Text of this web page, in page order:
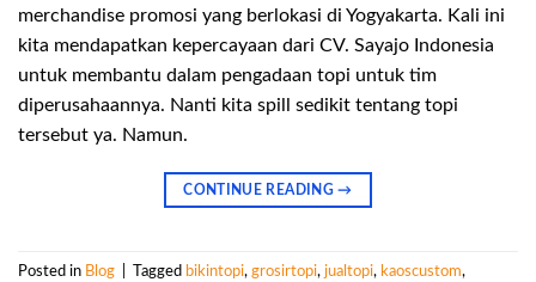
merchandise promosi yang berlokasi di Yogyakarta. Kali ini
kita mendapatkan kepercayaan dari CV. Sayajo Indonesia
untuk membantu dalam pengadaan topi untuk tim
diperusahaannya. Nanti kita spill sedikit tentang topi
tersebut ya. Namun.
CONTINUE READING→
Posted in Blog Tagged bikintopi, grosirtopi, jualtopi, kaoscustom,